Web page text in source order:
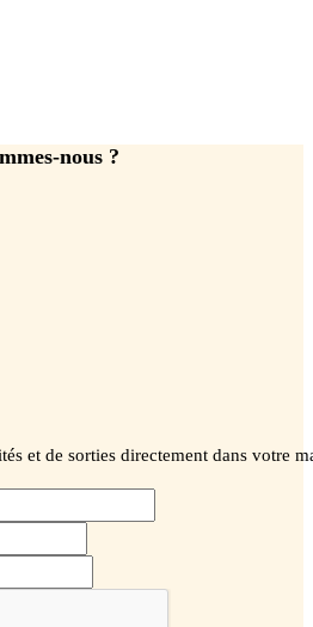
nous ?
et de sorties directement dans votre